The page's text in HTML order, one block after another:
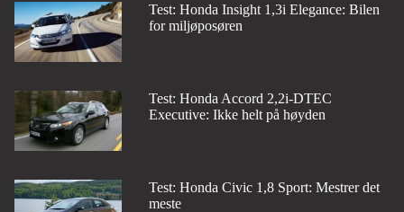
Test: Honda Insight 1,3i Elegance: Bilen
for miljøposøren
Test: Honda Accord 2,2i-DTEC
Executive: Ikke helt på høyden
Test: Honda Civic 1,8 Sport: Mestrer det
meste